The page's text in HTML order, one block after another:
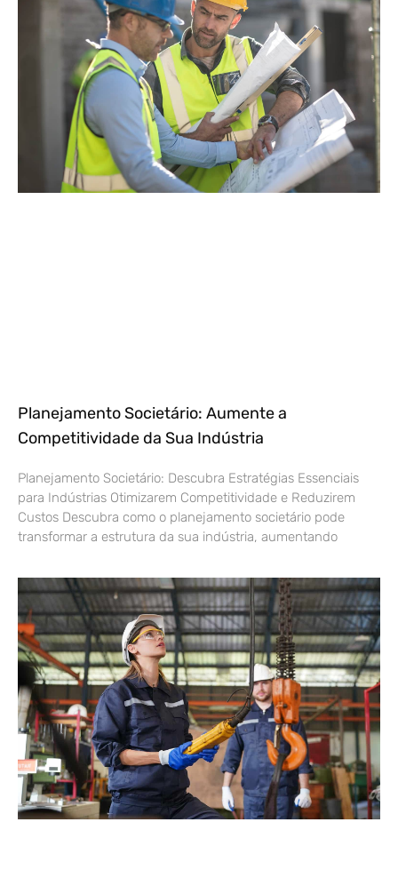
Planejamento Societário: Aumente a
Competitividade da Sua Indústria
Planejamento Societário: Descubra Estratégias Essenciais
para Indústrias Otimizarem Competitividade e Reduzirem
Custos Descubra como o planejamento societário pode
transformar a estrutura da sua indústria, aumentando